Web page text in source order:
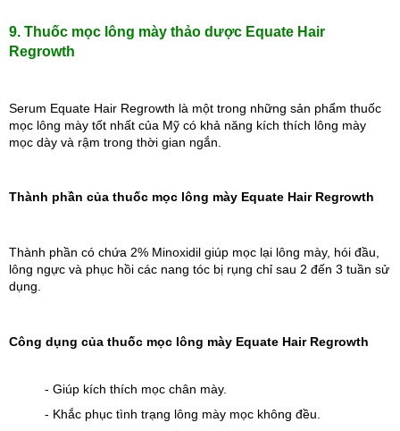
9. Thuốc mọc lông mày thảo dược Equate Hair
Regrowth
Serum Equate Hair Regrowth là một trong những sản phẩm thuốc
mọc lông mày tốt nhất của Mỹ có khả năng kích thích lông mày
mọc dày và rậm trong thời gian ngắn.
Thành phần của thuốc mọc lông mày Equate Hair Regrowth
Thành phần có chứa 2% Minoxidil giúp mọc lại lông mày, hói đầu,
lông ngực và phục hồi các nang tóc bị rụng chỉ sau 2 đến 3 tuần sử
dụng.
Công dụng của thuốc mọc lông mày Equate Hair Regrowth
- Giúp kích thích mọc chân mày.
- Khắc phục tình trạng lông mày mọc không đều.